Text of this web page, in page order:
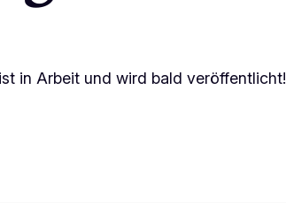
in Arbeit und wird bald veröffentlicht!